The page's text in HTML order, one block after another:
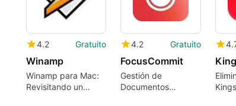
4.2 Gratuito
Winamp
Winamp para Mac:
Revisitando un
4.2 Gratuito
FocusCommit
Gestión de
Documentos